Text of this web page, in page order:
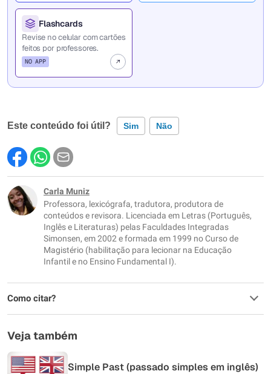
Flashcards
Revise no celular com cartões
feitos por professores.
NO APP
Este conteúdo foi útil? Sim Não
Este conteúdo contém informação incorreta
Este conteúdo não tem a informação que procuro
Outro
Carla Muniz
Professora, lexicógrafa, tradutora, produtora de
conteúdos e revisora. Licenciada em Letras (Português,
Inglês e Literaturas) pelas Faculdades Integradas
Simonsen, em 2002 e formada em 1999 no Curso de
Magistério (habilitação para lecionar na Educação
Infantil e no Ensino Fundamental I).
Como citar?
Veja também
Simple Past (passado simples em inglês)